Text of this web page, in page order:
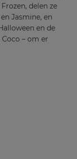
delen ze
Jasmine, en
en de
– om er